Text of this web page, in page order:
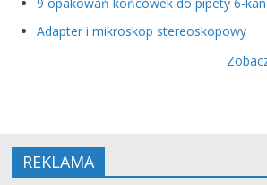
Adapter i mikroskop stereoskopowy
REKLAMA